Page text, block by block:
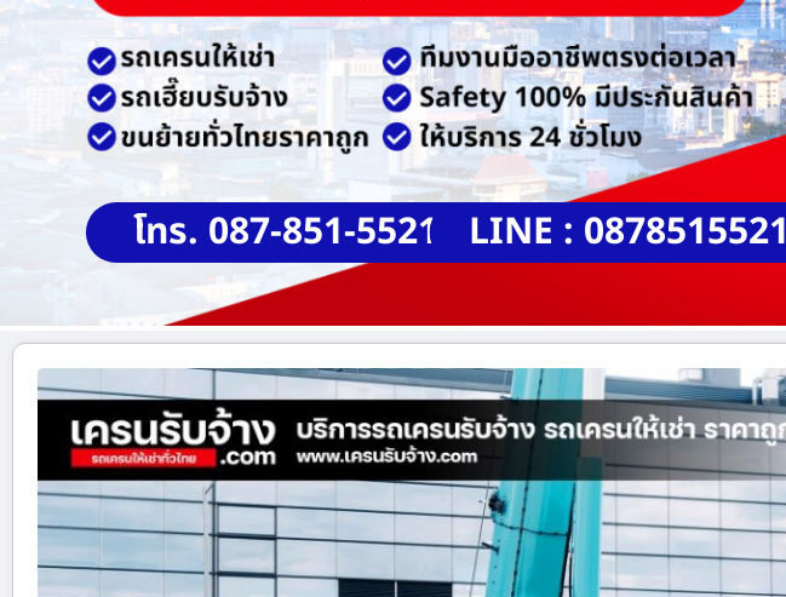
โทร. 087-851-5521 LINE : 0878515521